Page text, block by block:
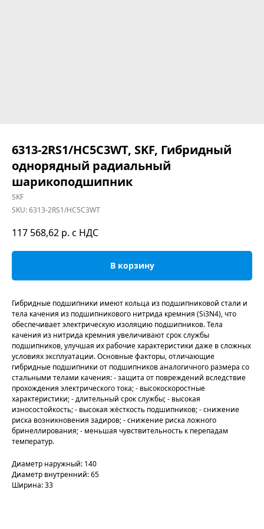
6313-2RS1/HC5C3WT, SKF, Гибридный
однорядный радиальный
шарикоподшипник
SKF
SKU:6313-2RS1/HC5C3WT
117 568,62 р. с НДС
В корзину
Гибридные подшипники имеют кольца из подшипниковой стали и
тела качения из подшипникового нитрида кремния (Si3N4), что
обеспечивает электрическую изоляцию подшипников. Тела
качения из нитрида кремния увеличивают срок службы
подшипников, улучшая их рабочие характеристики даже в сложных
условиях эксплуатации. Основные факторы, отличающие
гибридные подшипники от подшипников аналогичного размера со
стальными телами качения: - защита от повреждений вследствие
прохождения электрического тока; - высокоскоростные
характеристики; - длительный срок службы; - высокая
износостойкость; - высокая жёсткость подшипников; - снижение
риска возникновения задиров; - снижение риска ложного
бринеллирования; - меньшая чувствительность к перепадам
температур.
Диаметр наружный: 140
Диаметр внутренний: 65
Ширина: 33